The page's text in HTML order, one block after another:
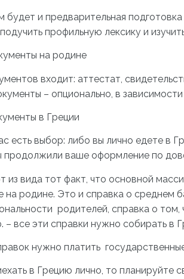
и предварительная
профильную лексику и
на родине
входит: аттестат,
– опционально, в
в Греции
есть выбор: либо вы лично едете в
ваше оформление по
из вида тот факт, что основной
на родине. Это и справка о среднем
родителей, справка о том,
все эти справки нужно собирать в
нужно платить
в Грецию лично, то планируйте